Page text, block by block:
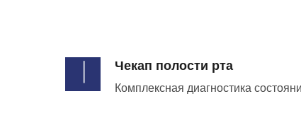
Чекап полости рта
Комплексная диагностика